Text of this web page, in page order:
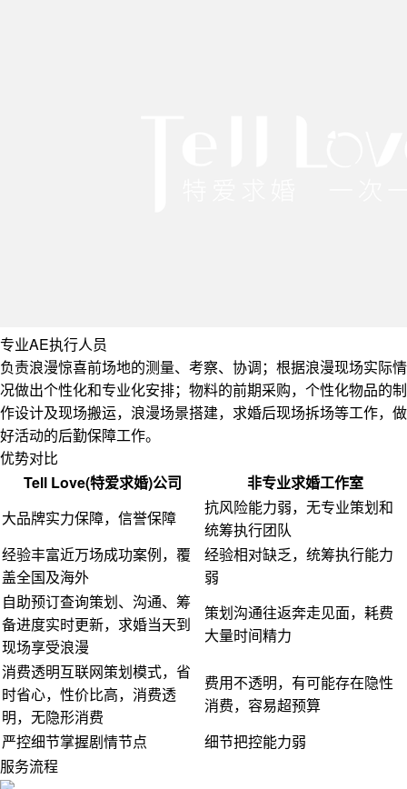
专业AE执行人员
负责浪漫惊喜前场地的测量、考察、协调；根据浪漫现场实际情
况做出个性化和专业化安排；物料的前期采购，个性化物品的制
作设计及现场搬运，浪漫场景搭建，求婚后现场拆场等工作，做
好活动的后勤保障工作。
优势对比
Tell Love(特爱求婚)公司
非专业求婚工作室
大品牌实力保障，信誉保障
抗风险能力弱，无专业策划和
统筹执行团队
经验丰富近万场成功案例，覆
盖全国及海外
经验相对缺乏，统筹执行能力
弱
自助预订查询策划、沟通、筹
备进度实时更新，求婚当天到
现场享受浪漫
策划沟通往返奔走见面，耗费
大量时间精力
消费透明互联网策划模式，省
时省心，性价比高，消费透
明，无隐形消费
费用不透明，有可能存在隐性
消费，容易超预算
严控细节掌握剧情节点
细节把控能力弱
服务流程